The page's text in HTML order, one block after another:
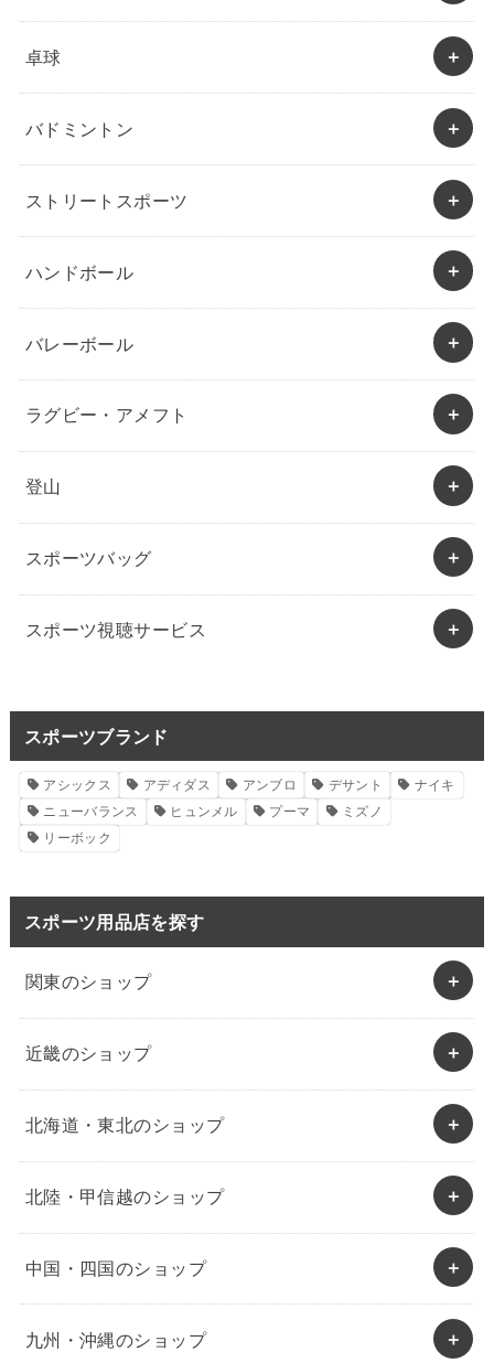
卓球
バドミントン
ストリートスポーツ
ハンドボール
バレーボール
ラグビー・アメフト
登山
スポーツバッグ
スポーツ視聴サービス
スポーツブランド
アシックス アディダス アンブロ デサント
ナイキ
ニューバランス
ヒュンメル プーマ
ミズノ
リーボック
スポーツ用品店を探す
関東のショップ
近畿のショップ
北海道・東北のショップ
北陸・甲信越のショップ
中国・四国のショップ
九州・沖縄のショップ